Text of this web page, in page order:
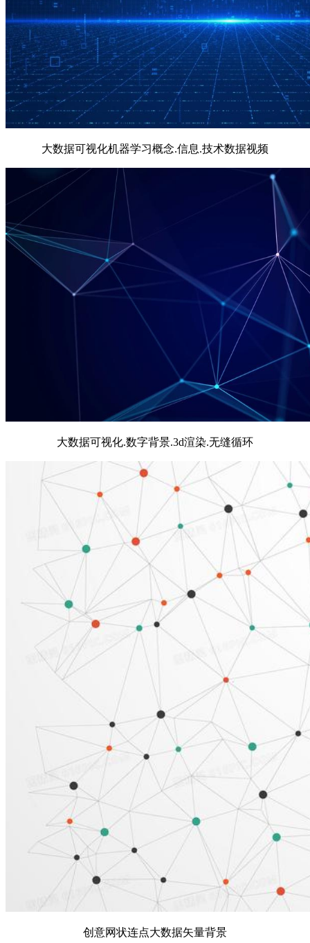
大数据可视化机器学习概念.信息.技术数据视频
大数据可视化.数字背景.3d渲染.无缝循环
创意网状连点大数据矢量背景